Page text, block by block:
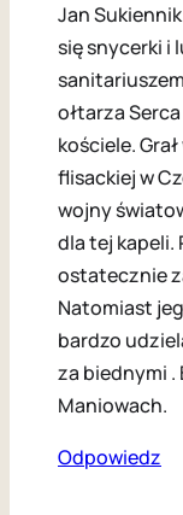
Jan
się snycerki i
ołtarza
kościele.
flisackiej w
wojny
dla tej kapeli.
ostatecznie
Natomiast
bardzo
za biednymi .
Maniowach.
Odpowiedz